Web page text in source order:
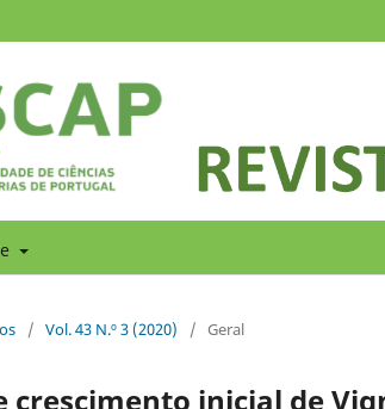
/ Vol. 43 N.º 3 (2020) / Geral
crescimento inicial de